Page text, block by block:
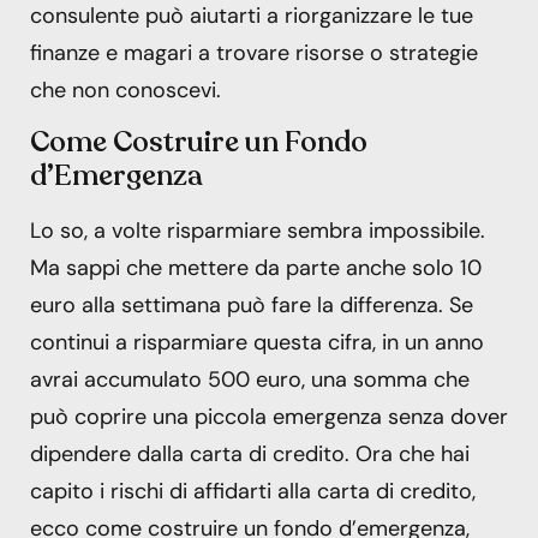
consulente può aiutarti a riorganizzare le tue
finanze e magari a trovare risorse o strategie
che non conoscevi.
Come Costruire un Fondo
d’Emergenza
Lo so, a volte risparmiare sembra impossibile.
Ma sappi che mettere da parte anche solo 10
euro alla settimana può fare la differenza. Se
continui a risparmiare questa cifra, in un anno
avrai accumulato 500 euro, una somma che
può coprire una piccola emergenza senza dover
dipendere dalla carta di credito. Ora che hai
capito i rischi di affidarti alla carta di credito,
ecco come costruire un fondo d’emergenza,